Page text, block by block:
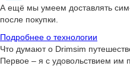
А ещё мы умеем доставлять сим-
после покупки.
Подробнее о технологии
Что думают о Drimsim
Первое – я с удовольствием им